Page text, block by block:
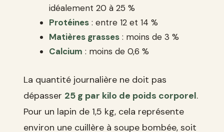
idéalement 20 à 25 %
Protéines : entre 12 et 14 %
Matières grasses : moins de 3 %
Calcium : moins de 0,6 %
La quantité journalière ne doit pas
dépasser 25 g par kilo de poids corporel.
Pour un lapin de 1,5 kg, cela représente
environ une cuillère à soupe bombée, soit